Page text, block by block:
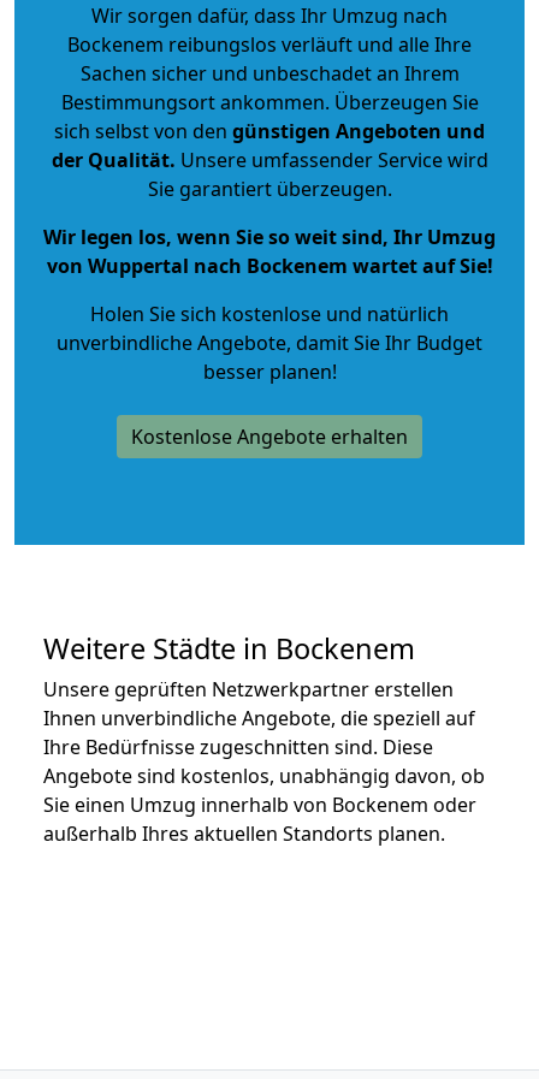
Wir sorgen dafür, dass Ihr Umzug nach
Bockenem reibungslos verläuft und alle Ihre
Sachen sicher und unbeschadet an Ihrem
Bestimmungsort ankommen. Überzeugen Sie
sich selbst von den günstigen Angeboten und
der Qualität. Unsere umfassender Service wird
Sie garantiert überzeugen.
Wir legen los, wenn Sie so weit sind, Ihr Umzug
von Wuppertal nach Bockenem wartet auf Sie!
Holen Sie sich kostenlose und natürlich
unverbindliche Angebote, damit Sie Ihr Budget
besser planen!
Kostenlose Angebote erhalten
Weitere Städte in Bockenem
Unsere geprüften Netzwerkpartner erstellen
Ihnen unverbindliche Angebote, die speziell auf
Ihre Bedürfnisse zugeschnitten sind. Diese
Angebote sind kostenlos, unabhängig davon, ob
Sie einen Umzug innerhalb von Bockenem oder
außerhalb Ihres aktuellen Standorts planen.